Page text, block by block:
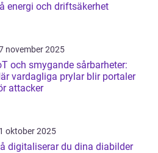
energi och driftsäkerhet
november 2025
och smygande sårbarheter:
vardagliga prylar blir portaler
attacker
oktober 2025
digitaliserar du dina diabilder